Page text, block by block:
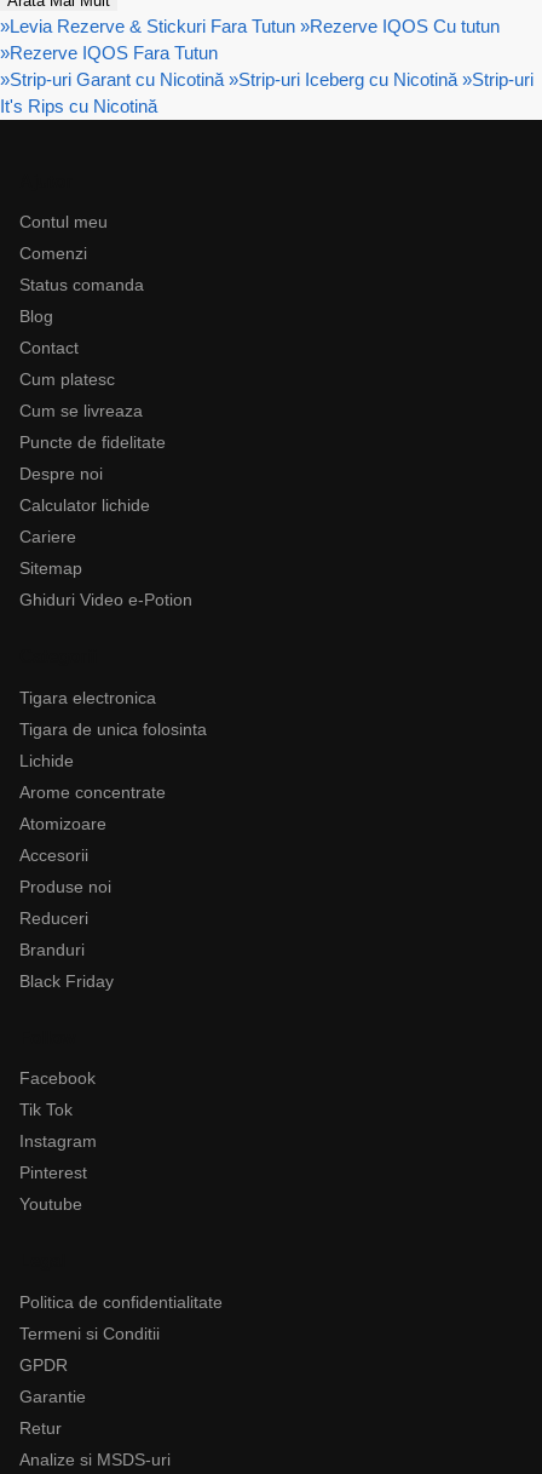
»Levia Rezerve & Stickuri Fara Tutun »Rezerve IQOS Cu tutun
»Rezerve IQOS Fara Tutun
»Strip-uri Garant cu Nicotină »Strip-uri Iceberg cu Nicotină »Strip-uri
It's Rips cu Nicotină
Contul meu
Comenzi
Status comanda
Blog
Contact
Cum platesc
Cum se livreaza
Puncte de fidelitate
Despre noi
Calculator lichide
Cariere
Sitemap
Ghiduri Video e-Potion
Tigara electronica
Tigara de unica folosinta
Lichide
Arome concentrate
Atomizoare
Accesorii
Produse noi
Reduceri
Branduri
Black Friday
Facebook
Tik Tok
Instagram
Pinterest
Youtube
Politica de confidentialitate
Termeni si Conditii
GPDR
Garantie
Retur
Analize si MSDS-uri